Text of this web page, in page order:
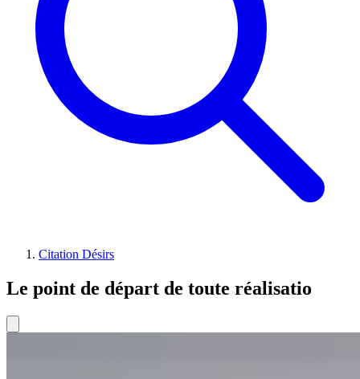
Citation Désirs
Le point de départ de toute réalisatio